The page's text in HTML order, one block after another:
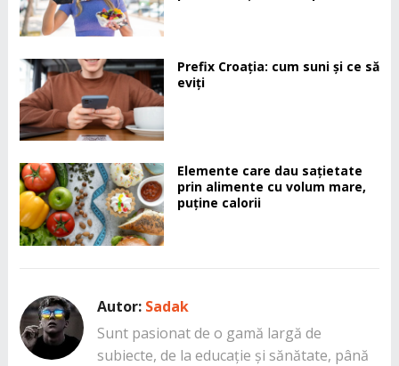
Prefix Croația: cum suni și ce să
eviți
Elemente care dau sațietate
prin alimente cu volum mare,
puține calorii
Autor: Sadak
Sunt pasionat de o gamă largă de
subiecte, de la educație și sănătate, până